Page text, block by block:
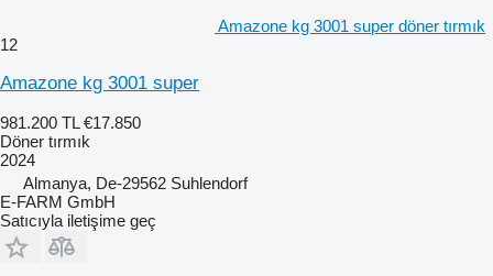
Amazone kg 3001 super döner tırmık
12
Amazone kg 3001 super
981.200 TL €17.850
Döner tırmık
2024
Almanya, De-29562 Suhlendorf
E-FARM GmbH
Satıcıyla iletişime geç